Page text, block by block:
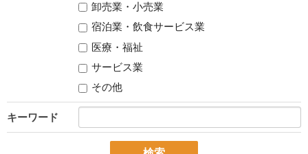
卸売業・小売業
宿泊業・飲食サービス業
医療・福祉
サービス業
その他
キーワード